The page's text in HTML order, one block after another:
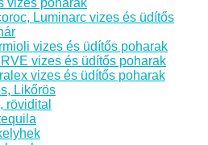
Luminarc vizes és üdítős
vizes és üdítős poharak
vizes és üdítős poharak
vizes és üdítős poharak
Likőrös
rövidital